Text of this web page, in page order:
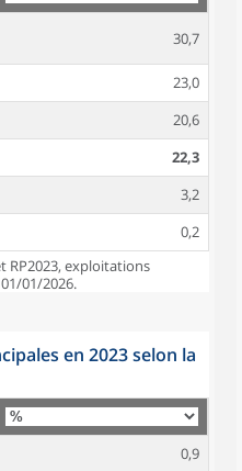
30,7
23,0
20,6
22,3
3,2
0,2
RP2023, exploitations
01/2026.
en 2023 selon la
0,9